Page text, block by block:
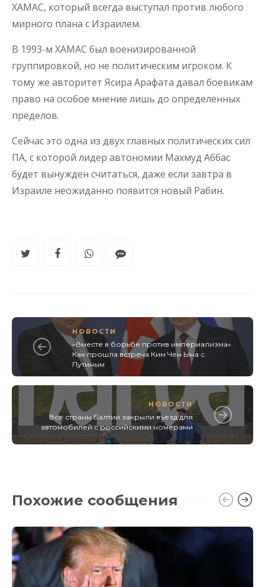
ХАМАС, который всегда выступал против любого
мирного плана с Израилем.
В 1993-м ХАМАС был военизированной
группировкой, но не политическим игроком. К
тому же авторитет Ясира Арафата давал боевикам
право на особое мнение лишь до определенных
пределов.
Сейчас это одна из двух главных политических сил
ПА, с которой лидер автономии Махмуд Аббас
будет вынужден считаться, даже если завтра в
Израиле неожиданно появится новый Рабин.
НОВОСТИ
«Вместе в борьбе против империализма».
Как прошла встреча Ким Чен Ына с
Путиным
НОВОСТИ
Все страны Балтии закрыли въезд для
автомобилей с российскими номерами
Похожие сообщения